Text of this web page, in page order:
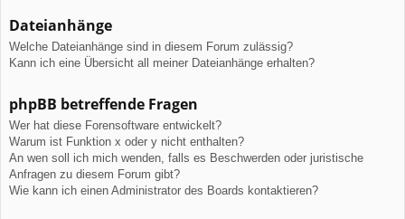
Dateianhänge
Welche Dateianhänge sind in diesem Forum zulässig?
Kann ich eine Übersicht all meiner Dateianhänge erhalten?
phpBB betreffende Fragen
Wer hat diese Forensoftware entwickelt?
Warum ist Funktion x oder y nicht enthalten?
An wen soll ich mich wenden, falls es Beschwerden oder juristische
Anfragen zu diesem Forum gibt?
Wie kann ich einen Administrator des Boards kontaktieren?